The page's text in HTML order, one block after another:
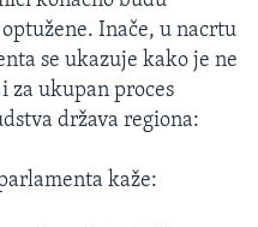
Inače, u nacrtu
se ukazuje kako je ne
za ukupan proces
država regiona:
kaže: